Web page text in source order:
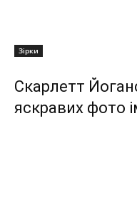
Зірки
Скарлетт
яскравих фото